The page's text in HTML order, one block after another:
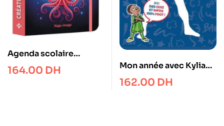
Agenda scolaire
créatures fantastiques
Edition 2026-2027
164.00 DH
Mon année avec Kylian –
Agenda scolaire officiel
2026-2027
162.00 DH